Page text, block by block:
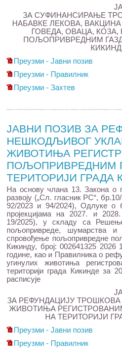
ЗА СУФИНАНСИРАЊЕ
НАБАВКЕ ЛЕКОВА,
ГОВЕДА, ОВАЦА,
ПОЉОПРИВРЕДНИМ
Преузми - Јавни позив
Преузми - Правилник
Преузми - Захтев
ЈАВНИ ПОЗИВ ЗА
НЕШКОДЉИВОГ
ЖИВОТИЊА
ПОЉОПРИВРЕДНИМ
ТЕРИТОРИЈИ ГРАДА
На основу члана 13. Закона о
развоју („Сл. гласник РС“,
92/2023 и 94/2024), Одлуке о
пројекцијама на 2027. и
19/2025), у складу са
пољопривреде, шумарства
спровођење пољопривредне
Кикинду, број: 002641325
године, као и Правилника о
угинулих животиња
територији града Кикинде за
расписује
ЗА РЕФУНДАЦИЈУ
ЖИВОТИЊА
НА ТЕРИТОРИЈИ
Преузми - Јавни позив
Преузми - Правилник